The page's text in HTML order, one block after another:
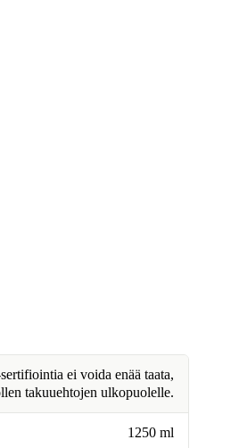
ei voida enää taata,
takuuehtojen ulkopuolelle.
1250 ml